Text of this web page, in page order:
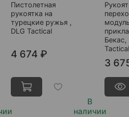
Пистолетная
рукоятка на
турецкие ружья ,
DLG Tactical
В
наличии
4 674 ₽
Бекас,
Tactical
3